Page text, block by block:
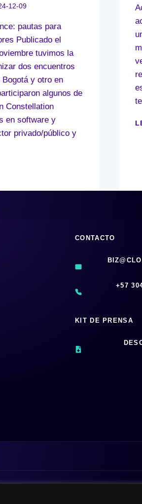
12-09
pautas para
Publicado el
tuvimos la
dos encuentros
y otro en
algunos de
Constellation
en software y
privado/público y
CONTACTO
‪+57
KIT DE PRENSA